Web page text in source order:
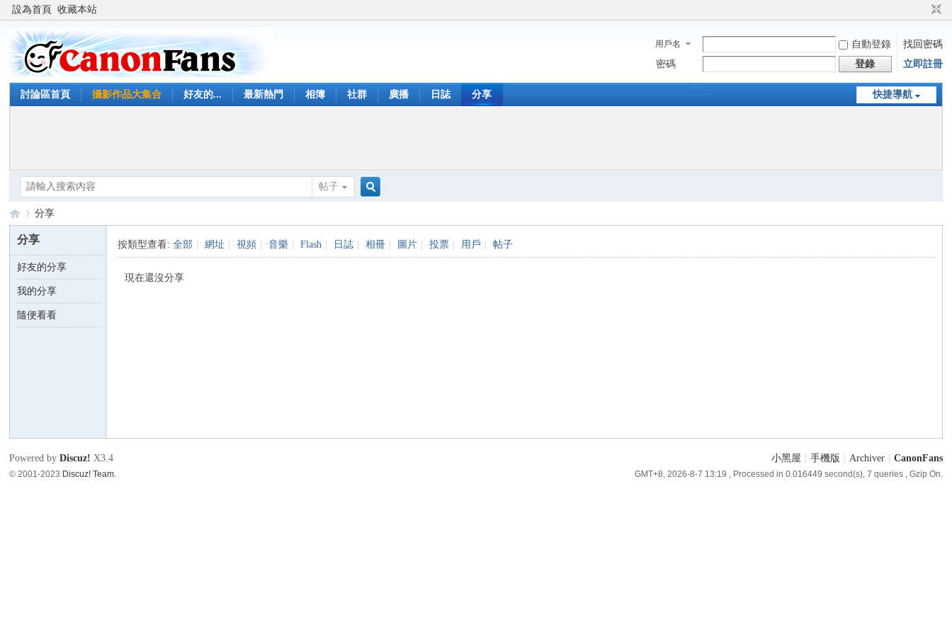
設為首頁 收藏本站
用戶名 自動登錄
找回密碼
密碼
登錄 立即註冊
快捷導航
討論區首頁 攝影作品大集合 好友的... 最新熱門 相簿 社群 廣播 日誌 分享
帖子
Ca›
分享
分享
好友的分享
我的分享
隨便看看
按類型查看:全部 網址 視頻 音樂 Flash 日誌 相冊 圖片 投票 用戶 帖子
現在還沒分享
小黑屋 手機版 Archiver CanonFans
GMT+8, 2026-8-7 13:19 , Processed in 0.016449 second(s), 7 queries , Gzip On.
Powered byDiscuz! X3.4
© 2001-2023 Discuz! Team